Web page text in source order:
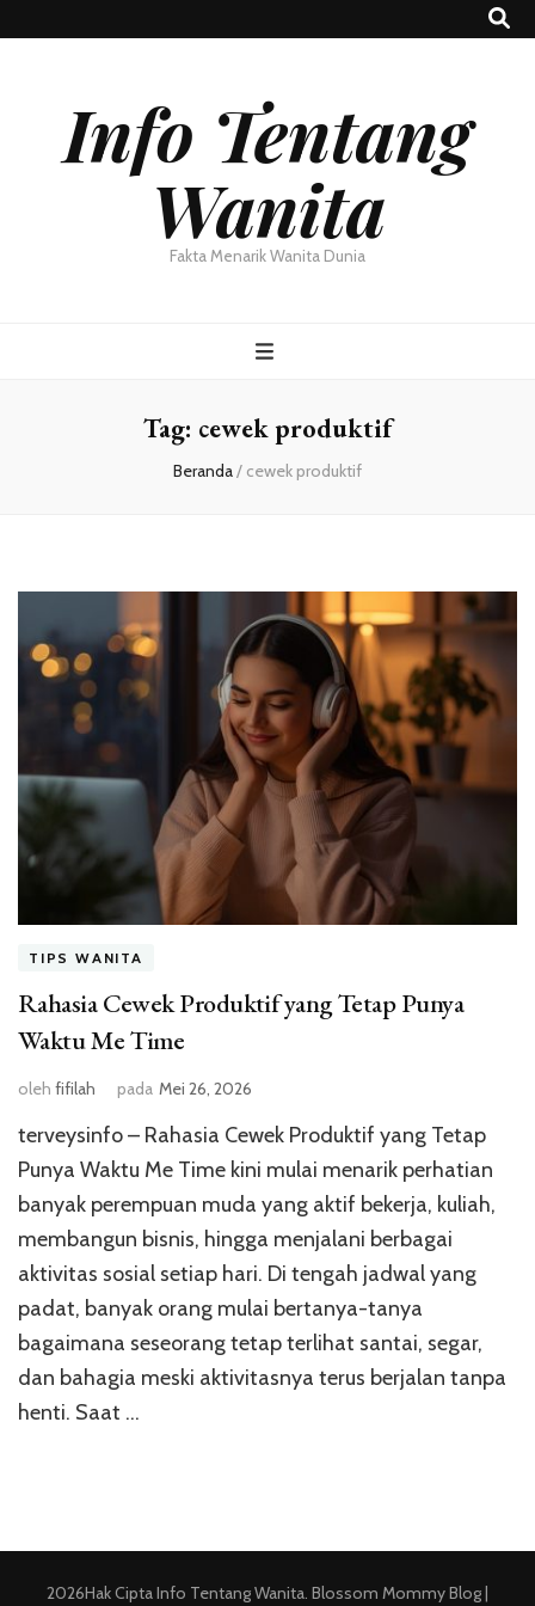
Info Tentang
Wanita
Fakta Menarik Wanita Dunia
Tag: cewek produktif
Beranda/ cewek produktif
TIPS WANITA
Rahasia Cewek Produktif yang Tetap Punya
Waktu Me Time
oleh fifilah pada Mei 26, 2026
terveysinfo – Rahasia Cewek Produktif yang Tetap
Punya Waktu Me Time kini mulai menarik perhatian
banyak perempuan muda yang aktif bekerja, kuliah,
membangun bisnis, hingga menjalani berbagai
aktivitas sosial setiap hari. Di tengah jadwal yang
padat, banyak orang mulai bertanya-tanya
bagaimana seseorang tetap terlihat santai, segar,
dan bahagia meski aktivitasnya terus berjalan tanpa
henti. Saat …
2026Hak CiptaInfo Tentang Wanita. Blossom Mommy Blog |